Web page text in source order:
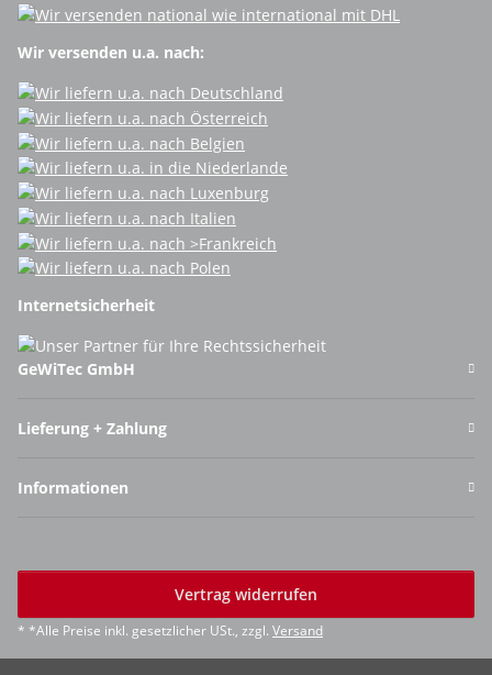
Wir versenden u.a. nach:
Internetsicherheit
GeWiTec GmbH
Lieferung + Zahlung
Informationen
Vertrag widerrufen
* *Alle Preise inkl. gesetzlicher USt., zzgl. Versand